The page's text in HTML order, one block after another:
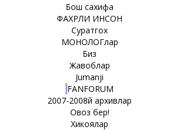
Бош сахифа
ФАХРЛИ ИНСОН
Суратгох
МОНОЛОГлар
Биз
Жавоблар
Jumanji
FANFORUM
2007-2008й архивлар
Овоз бер!
Хикоялар